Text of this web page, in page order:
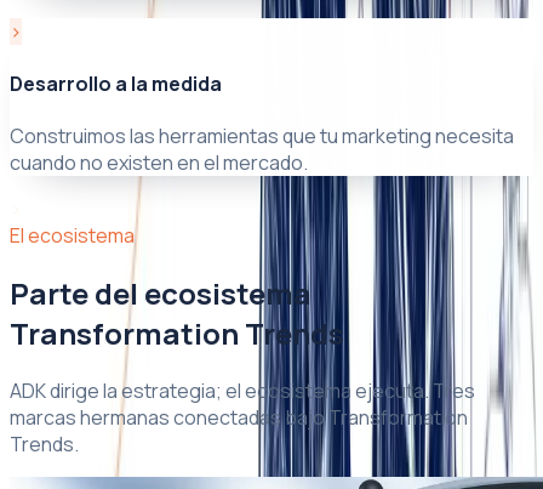
›
Desarrollo a la medida
Construimos las herramientas que tu marketing necesita
cuando no existen en el mercado.
El ecosistema
Parte del ecosistema
Transformation Trends
ADK dirige la estrategia; el ecosistema ejecuta. Tres
marcas hermanas conectadas bajo Transformation
Trends.